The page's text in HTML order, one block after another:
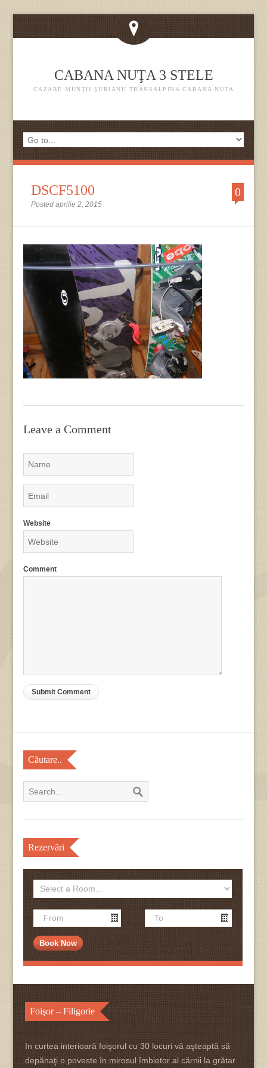
CABANA NUŢA 3 STELE
CAZARE MUNŢII ŞURIANU TRANSALPINA CABANA NUTA
DSCF5100
Posted aprilie 2, 2015
0
Leave a Comment
Website
Comment
Căutare..
Rezervări
Foişor – Filigorie
In curtea interioară foişorul cu 30 locuri vă aşteaptă să
depănaţi o poveste în mirosul îmbietor al cărnii la grătar